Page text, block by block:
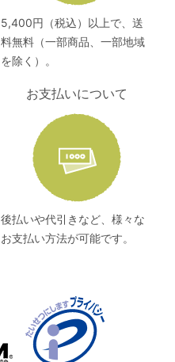
5,400円（税込）以上で、送
料無料（一部商品、一部地域
を除く）。
お支払いについて
後払いや代引きなど、様々な
お支払い方法が可能です。